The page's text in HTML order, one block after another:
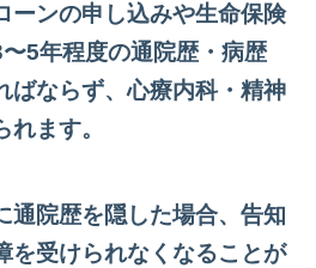
ーンの申し込みや生命保険
5年程度の通院歴・病歴
ばならず、心療内科・精神
ます。
通院歴を隠した場合、告知
を受けられなくなることが